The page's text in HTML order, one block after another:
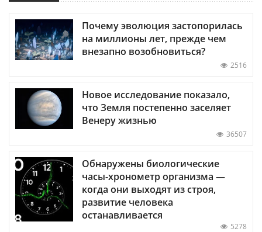
Почему эволюция застопорилась
на миллионы лет, прежде чем
внезапно возобновиться?
2516
Новое исследование показало,
что Земля постепенно заселяет
Венеру жизнью
36507
Обнаружены биологические
часы-хронометр организма —
когда они выходят из строя,
развитие человека
останавливается
5278